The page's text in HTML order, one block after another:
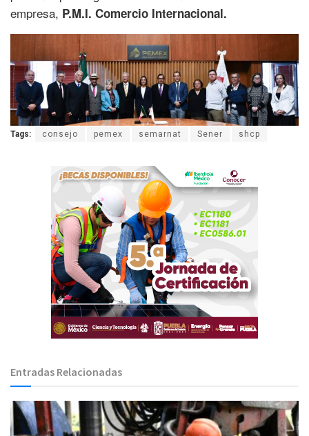
empresa, P.M.I. Comercio Internacional.
Tags: consejo pemex semarnat Sener shcp
Entradas Relacionadas